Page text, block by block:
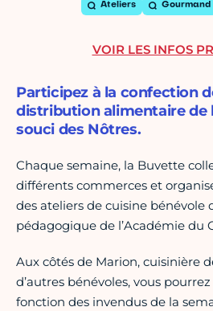
Ateliers Gourmand
Participez à la confection
distribution alimentaire de
souci des Nôtres.
Chaque semaine, la Buvette
différents commerces et
des ateliers de cuisine bénévole
pédagogique de l’Académie du
Aux côtés de Marion, cuisinière
d’autres bénévoles, vous
fonction des invendus de la
VOIR LES INFOS